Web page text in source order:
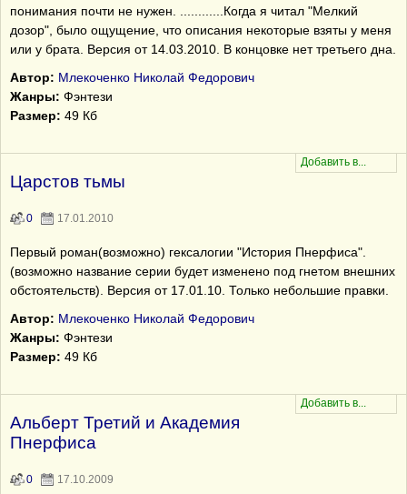
понимания почти не нужен. ............Когда я читал "Мелкий
дозор", было ощущение, что описания некоторые взяты у меня
или у брата. Версия от 14.03.2010. В концовке нет третьего дна.
Автор: Млекоченко Николай Федорович
Жанры: Фэнтези
Размер: 49 Кб
Царстов тьмы
0 17.01.2010
Первый роман(возможно) гексалогии "История Пнерфиса".
(возможно название серии будет изменено под гнетом внешних
обстоятельств). Версия от 17.01.10. Только небольшие правки.
Автор: Млекоченко Николай Федорович
Жанры: Фэнтези
Размер: 49 Кб
Альберт Третий и Академия
Пнерфиса
0 17.10.2009